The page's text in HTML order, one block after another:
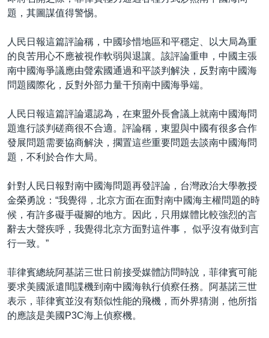
題，其圖謀值得警惕。
人民日報這篇評論稱，中國珍惜地區和平穩定、以大局為重
的良苦用心不應被視作軟弱與退讓。該評論重申，中國主張
南中國海爭議應由聲索國通過和平談判解決，反對南中國海
問題國際化，反對外部力量干預南中國海爭端。
人民日報這篇評論還認為，在東盟外長會議上就南中國海問
題進行談判磋商很不合適。評論稱，東盟與中國有很多合作
發展問題需要協商解決，擱置這些重要問題去談南中國海問
題，不利於合作大局。
針對人民日報對南中國海問題再發評論，台灣政治大學教授
金榮勇說：“我覺得，北京方面在面對南中國海主權問題的時
候，有許多礙手礙腳的地方。因此，只用媒體比較強烈的言
辭去大聲疾呼，我覺得北京方面對這件事， 似乎沒有做到言
行一致。”
菲律賓總統阿基諾三世日前接受媒體訪問時說，菲律賓可能
要求美國派遣間諜機到南中國海執行偵察任務。阿基諾三世
表示，菲律賓並沒有類似性能的飛機，而外界猜測，他所指
的應該是美國P3C海上偵察機。